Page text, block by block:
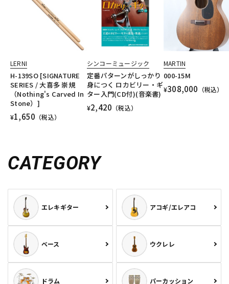
LERNI
H-139SO [SIGNATURE
SERIES / 大喜多 崇規
（Nothing's Carved In
Stone）]
¥1,650 （税込）
シンコーミュージック
定番パターンがしっかり
身につく ロカビリー・ギ
ター入門(CD付)(音楽書)
¥2,420 （税込）
MARTIN
000-15M
¥308,000 （税込）
CATEGORY
エレキギター アコギ/エレアコ
ベース ウクレレ
ドラム パーカッション